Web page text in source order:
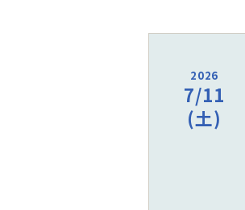
2026
7/11
(土)